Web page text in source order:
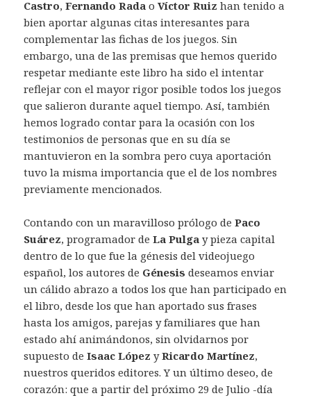
Castro,Fernando Rada oVíctor Ruiz han tenido a
bien aportar algunas citas interesantes para
complementar las fichas de los juegos. Sin
embargo, una de las premisas que hemos querido
respetar mediante este libro ha sido el intentar
reflejar con el mayor rigor posible todos los juegos
que salieron durante aquel tiempo. Así, también
hemos logrado contar para la ocasión con los
testimonios de personas que en su día se
mantuvieron en la sombra pero cuya aportación
tuvo la misma importancia que el de los nombres
previamente mencionados.
Contando con un maravilloso prólogo dePaco
Suárez, programador deLa Pulga y pieza capital
dentro de lo que fue la génesis del videojuego
español, los autores de Génesis deseamos enviar
un cálido abrazo a todos los que han participado en
el libro, desde los que han aportado sus frases
hasta los amigos, parejas y familiares que han
estado ahí animándonos, sin olvidarnos por
supuesto deIsaac López yRicardo Martínez,
nuestros queridos editores. Y un último deseo, de
corazón: que a partir del próximo 29 de Julio -día